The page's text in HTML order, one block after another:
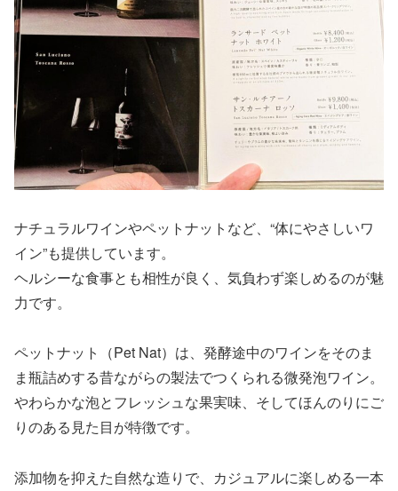
ナチュラルワインやペットナットなど、“体にやさしいワ
イン”も提供しています。
ヘルシーな食事とも相性が良く、気負わず楽しめるのが魅
力です。
ペットナット（Pet Nat）は、発酵途中のワインをそのま
ま瓶詰めする昔ながらの製法でつくられる微発泡ワイン。
やわらかな泡とフレッシュな果実味、そしてほんのりにご
りのある見た目が特徴です。
添加物を抑えた自然な造りで、カジュアルに楽しめる一本